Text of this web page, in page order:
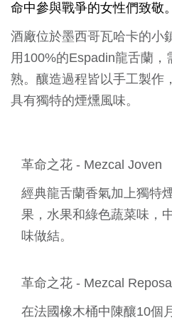
命中參與戰爭的女性們致敬。
酒廠位於墨西哥瓦哈卡的小
用100%的Espadin龍舌蘭
熟。釀造過程皆以手工製作
具有獨特的煙燻風味。
革命之花 - Mezcal Joven
經典龍舌蘭香氣加上獨特
果，水果和綠色蔬菜味，
味做結。
革命之花 - Mezcal
在法國橡木桶中陳釀10個